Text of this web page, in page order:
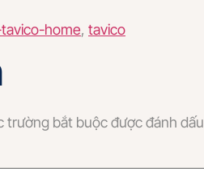
home, tavico
trường bắt buộc được đánh dấu